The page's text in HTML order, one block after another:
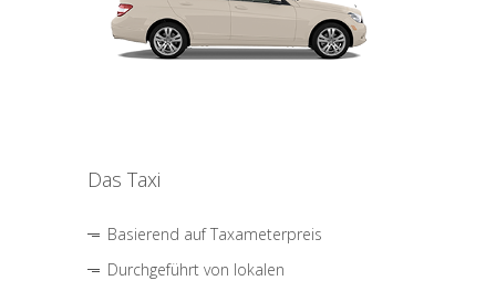
Das Taxi
Basierend auf Taxameterpreis
Durchgeführt von lokalen